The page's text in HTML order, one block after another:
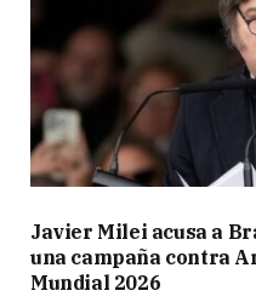
Javier Milei acusa a
una campaña contra
Mundial 2026